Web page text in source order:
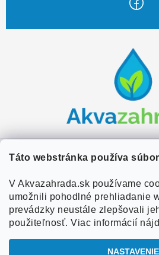
Táto webstránka používa
V Akvazahrada.sk používame
umožnili pohodlné prehliadanie
prevádzky neustále zlepšovali
použiteľnosť. Viac informácií
NASTAVENIE
e
Zákaznícky servis
Doprava a platba
Obchodné podmienky
Užitočné informácie
O nás
Referencie
Overené zákazníkmi